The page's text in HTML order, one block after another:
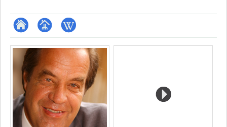
ResearchGate
Page
professionnelle
(faculté,département,école)
Wiki
Médias